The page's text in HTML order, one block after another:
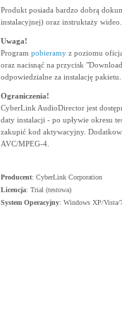
Produkt posiada bardzo dobrą
instalacyjnej) oraz instruktaży wideo.
Uwaga!
Program pobieramyz poziomu
oraz nacisnąć na przycisk
odpowiedzialne za instalację pakietu.
Ograniczenia!
CyberLink AudioDirector jest
daty instalacji - po upływie okresu
zakupić kod aktywacyjny.
AVC/MPEG-4.
Producent: CyberLink Corporation
Licencja: Trial (testowa)
System Operacyjny: Windows XP/Vista/